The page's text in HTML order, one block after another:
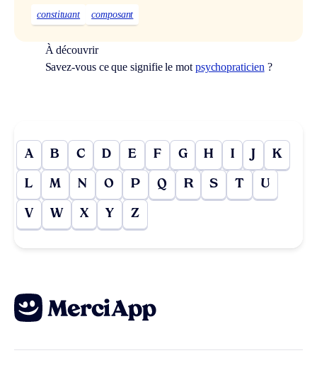
constituant composant
À découvrir
Savez-vous ce que signifie le mot psychopraticien ?
A B C D E F G H I J K
L M N O P Q R S T U
V W X Y Z